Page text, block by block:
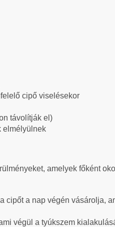
cipő viselésekor
távolítják el)
elmélyülnek
amelyek főként
cipőt a nap végén vásárolja,
végül a tyúkszem